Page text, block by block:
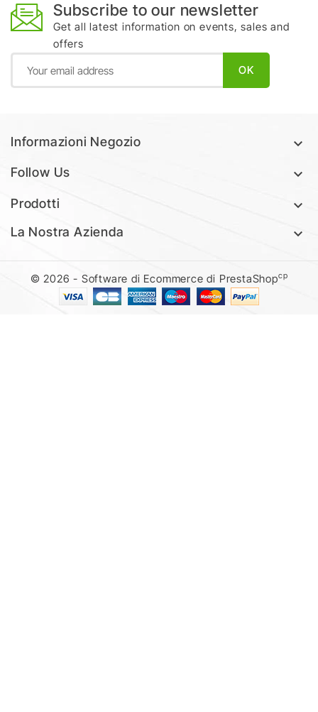
Subscribe to our newsletter
Get all latest information on events, sales and
offers
Informazioni Negozio 
Follow Us 
Prodotti 
La Nostra Azienda 
© 2026 - Software di Ecommerce di PrestaShopcp